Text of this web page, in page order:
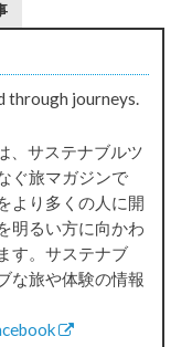
through journeys.
、サステナブルツ
ぐ旅マガジンで
より多くの人に開
明るい方に向かわ
す。サステナブ
な旅や体験の情報